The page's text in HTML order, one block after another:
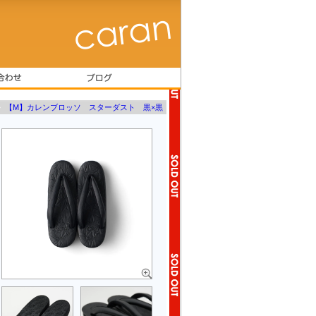
【M】カレンブロッソ スターダスト 黒×黒